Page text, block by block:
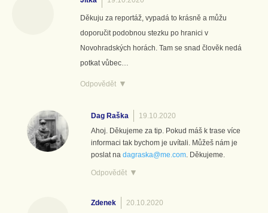
Děkuju za reportáž, vypadá to krásně a můžu
doporučit podobnou stezku po hranici v
Novohradských horách. Tam se snad člověk nedá
potkat vůbec…
Odpovědět
Dag Raška
19.10.2020
Ahoj. Děkujeme za tip. Pokud máš k trase více
informaci tak bychom je uvítali. Můžeš nám je
poslat nadagraska@me.com. Děkujeme.
Odpovědět
Zdenek
20.10.2020